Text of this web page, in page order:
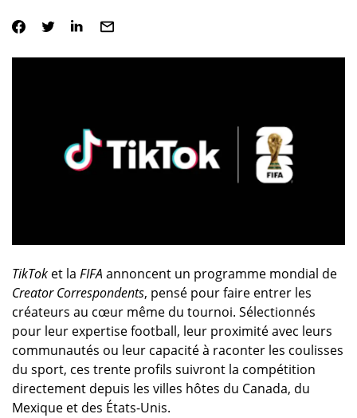
TikToket la FIFA annoncent un programme mondial de
Creator Correspondents, pensé pour faire entrer les
créateurs au cœur même du tournoi. Sélectionnés
pour leur expertise football, leur proximité avec leurs
communautés ou leur capacité à raconter les coulisses
du sport, ces trente profils suivront la compétition
directement depuis les villes hôtes du Canada, du
Mexique et des États-Unis.